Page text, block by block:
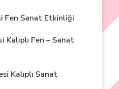
Fen Sanat Etkinliği
Kalıplı Fen – Sanat
Kalıplı Sanat